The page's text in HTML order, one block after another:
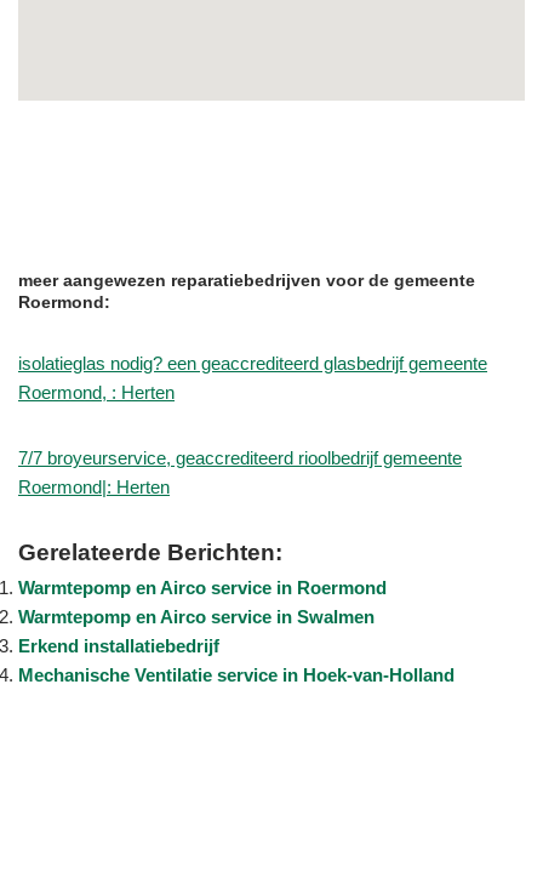
meer aangewezen reparatiebedrijven voor de gemeente
Roermond:
isolatieglas nodig? een geaccrediteerd glasbedrijf gemeente
Roermond, : Herten
7/7 broyeurservice, geaccrediteerd rioolbedrijf gemeente
Roermond|: Herten
Gerelateerde Berichten:
Warmtepomp en Airco service in Roermond
Warmtepomp en Airco service in Swalmen
Erkend installatiebedrijf
Mechanische Ventilatie service in Hoek-van-Holland